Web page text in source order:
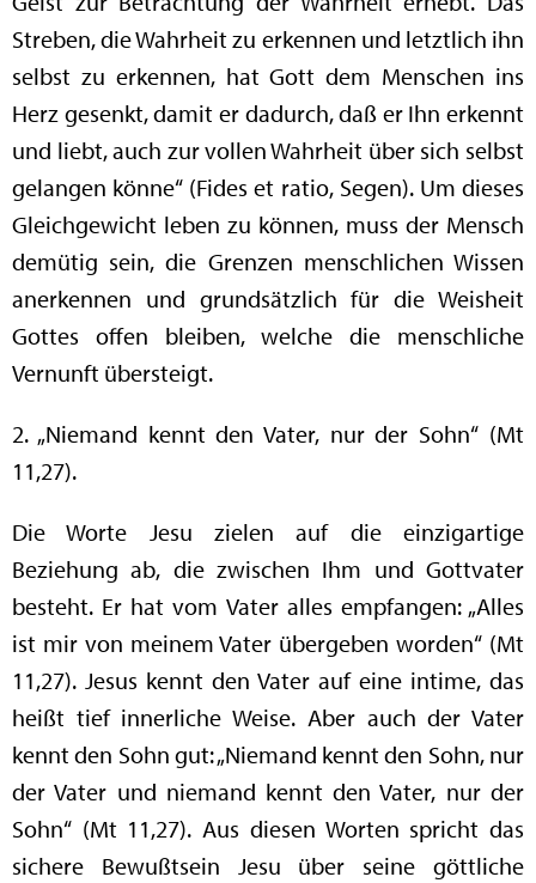
Streben, die Wahrheit zu erkennen und letztlich ihn
selbst zu erkennen, hat Gott dem Menschen ins
Herz gesenkt, damit er dadurch, daß er Ihn erkennt
und liebt, auch zur vollen Wahrheit über sich selbst
gelangen könne“ (Fides et ratio, Segen). Um dieses
Gleichgewicht leben zu können, muss der Mensch
demütig sein, die Grenzen menschlichen Wissen
anerkennen und grundsätzlich für die Weisheit
Gottes offen bleiben, welche die menschliche
Vernunft übersteigt.
2. „Niemand kennt den Vater, nur der Sohn“ (Mt
11,27).
Die Worte Jesu zielen auf die einzigartige
Beziehung ab, die zwischen Ihm und Gottvater
besteht. Er hat vom Vater alles empfangen: „Alles
ist mir von meinem Vater übergeben worden“ (Mt
11,27). Jesus kennt den Vater auf eine intime, das
heißt tief innerliche Weise. Aber auch der Vater
kennt den Sohn gut: „Niemand kennt den Sohn, nur
der Vater und niemand kennt den Vater, nur der
Sohn“ (Mt 11,27). Aus diesen Worten spricht das
sichere Bewußtsein Jesu über seine göttliche